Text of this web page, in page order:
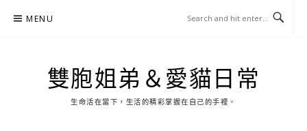
MENU
雙胞姐弟＆愛貓日常
生命活在當下，生活的精彩掌握在自己的手裡。